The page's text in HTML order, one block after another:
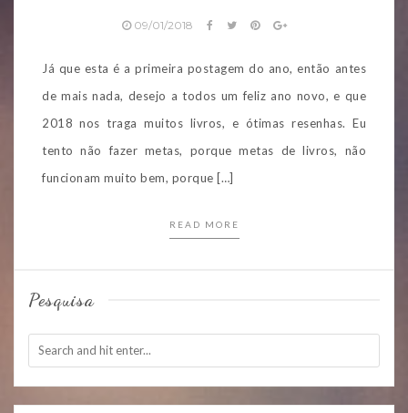
09/01/2018
Já que esta é a primeira postagem do ano, então antes
de mais nada, desejo a todos um feliz ano novo, e que
2018 nos traga muitos livros, e ótimas resenhas. Eu
tento não fazer metas, porque metas de livros, não
funcionam muito bem, porque […]
READ MORE
Pesquisa